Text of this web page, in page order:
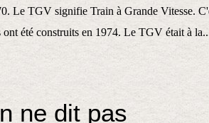
Le TGV signifie Train à Grande Vitesse.
été construits en 1974. Le TGV était à
ne dit pas